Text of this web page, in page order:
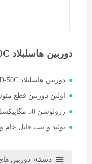
دوربین هاسلبلاد X1D-50C
دوربین هاسلبلاد X1D-50C
اولین دوربین قطع
رزولوشن 50 مگاپیکسل
تولید و ثبت فایل خام و JPGE
دسته: دوربین